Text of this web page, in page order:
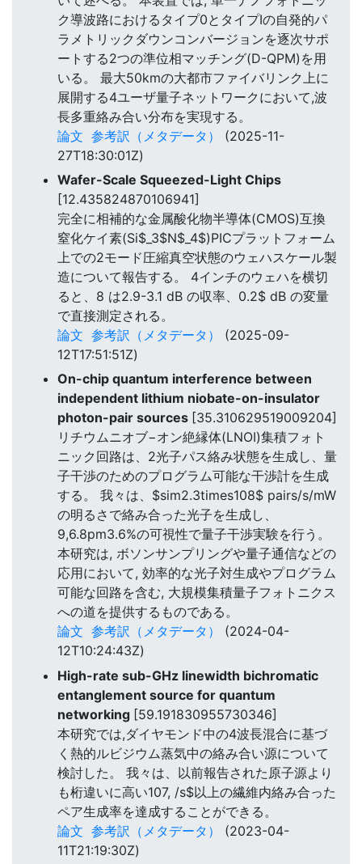
ク導波路におけるタイプ0とタイプIの自発的パ
ラメトリックダウンコンバージョンを逐次サポ
ートする2つの準位相マッチング(D-QPM)を用
いる。 最大50kmの大都市ファイバリンク上に
展開する4ユーザ量子ネットワークにおいて,波
長多重絡み合い分布を実現する。
論文 参考訳（メタデータ）
(2025-11-
27T18:30:01Z)
Wafer-Scale Squeezed-Light Chips
[12.435824870106941]
完全に相補的な金属酸化物半導体(CMOS)互換
窒化ケイ素(Si$_3$N$_4$)PICプラットフォーム
上での2モード圧縮真空状態のウェハスケール製
造について報告する。 4インチのウェハを横切
ると、8 は2.9-3.1 dB の収率、0.2$ dB の変量
で直接測定される。
論文 参考訳（メタデータ）
(2025-09-
12T17:51:51Z)
On-chip quantum interference between
independent lithium niobate-on-insulator
photon-pair sources [35.310629519009204]
リチウムニオブ−オン絶縁体(LNOI)集積フォト
ニック回路は、2光子パス絡み状態を生成し、量
子干渉のためのプログラム可能な干渉計を生成
する。 我々は、$sim2.3times108$ pairs/s/mW
の明るさで絡み合った光子を生成し、
9,6.8pm3.6%の可視性で量子干渉実験を行う。
本研究は, ボソンサンプリングや量子通信などの
応用において, 効率的な光子対生成やプログラム
可能な回路を含む, 大規模集積量子フォトニクス
への道を提供するものである。
論文 参考訳（メタデータ）
(2024-04-
12T10:24:43Z)
High-rate sub-GHz linewidth bichromatic
entanglement source for quantum
networking [59.191830955730346]
本研究では,ダイヤモンド中の4波長混合に基づ
く熱的ルビジウム蒸気中の絡み合い源について
検討した。 我々は、以前報告された原子源より
も桁違いに高い107, /s$以上の繊維内絡み合った
ペア生成率を達成することができる。
論文 参考訳（メタデータ）
(2023-04-
11T21:19:30Z)